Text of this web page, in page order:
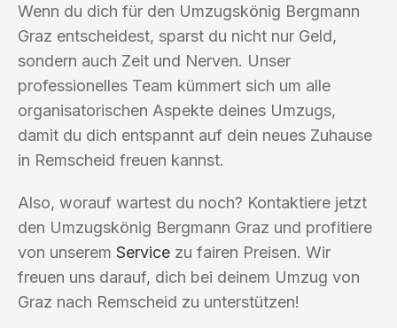
Wenn du dich für den Umzugskönig Bergmann
Graz entscheidest, sparst du nicht nur Geld,
sondern auch Zeit und Nerven. Unser
professionelles Team kümmert sich um alle
organisatorischen Aspekte deines Umzugs,
damit du dich entspannt auf dein neues Zuhause
in Remscheid freuen kannst.
Also, worauf wartest du noch? Kontaktiere jetzt
den Umzugskönig Bergmann Graz und profitiere
von unserem Service zu fairen Preisen. Wir
freuen uns darauf, dich bei deinem Umzug von
Graz nach Remscheid zu unterstützen!